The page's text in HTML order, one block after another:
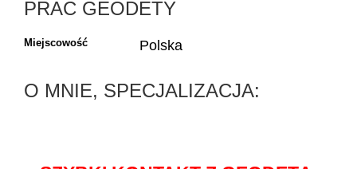
PRAC GEODETY
Miejscowość Polska
O MNIE, SPECJALIZACJA: